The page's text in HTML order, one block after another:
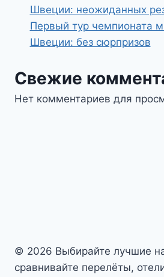
Швеции: неожиданных
Первый тур чемпионата
Швеции: без сюрпризов
Свежие
Нет комментариев для
© 2026 Выбирайте лучшие
сравнивайте перелёты,